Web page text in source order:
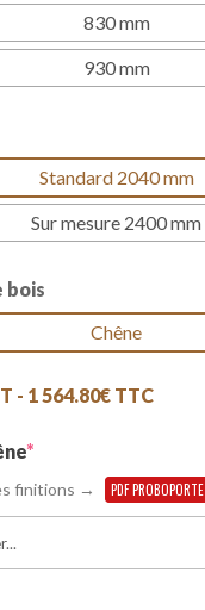
830 mm
930 mm
Standard 2040 mm
Sur mesure 2400 mm
bois
Chêne
- 1 564.80€TTC
*(required)
finitions → PDF PROBOPORTE